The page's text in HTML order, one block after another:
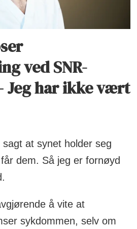
ved SNR-
Jeg har ikke vært
at synet holder seg
dem. Så jeg er fornøyd
å vite at
sykdommen, selv om